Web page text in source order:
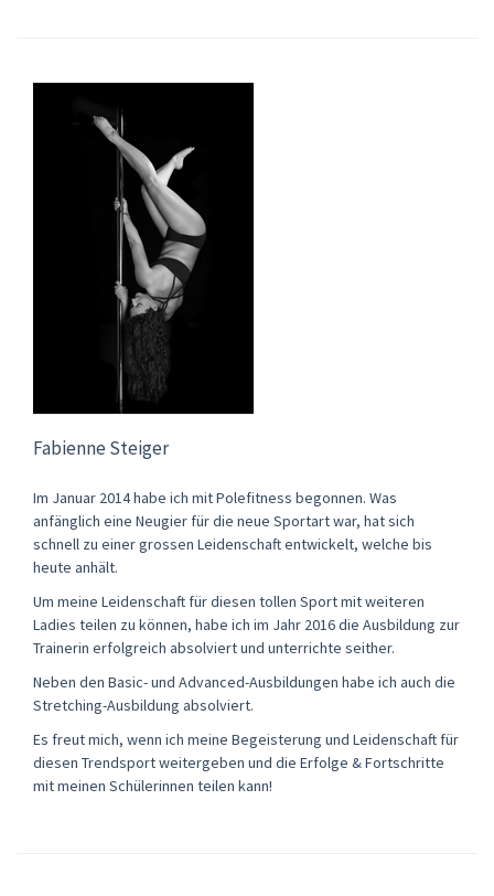
Fabienne Steiger
Im Januar 2014 habe ich mit Polefitness begonnen. Was
anfänglich eine Neugier für die neue Sportart war, hat sich
schnell zu einer grossen Leidenschaft entwickelt, welche bis
heute anhält.
Um meine Leidenschaft für diesen tollen Sport mit weiteren
Ladies teilen zu können, habe ich im Jahr 2016 die Ausbildung zur
Trainerin erfolgreich absolviert und unterrichte seither.
Neben den Basic- und Advanced-Ausbildungen habe ich auch die
Stretching-Ausbildung absolviert.
Es freut mich, wenn ich meine Begeisterung und Leidenschaft für
diesen Trendsport weitergeben und die Erfolge & Fortschritte
mit meinen Schülerinnen teilen kann!